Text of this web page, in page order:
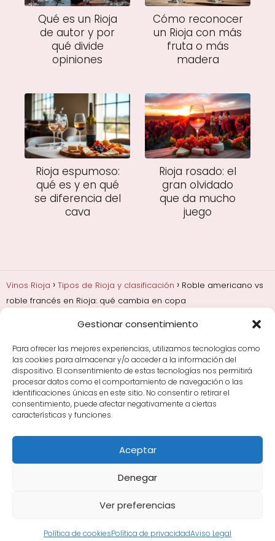
Gestionar consentimiento
Para ofrecer las mejores experiencias, utilizamos tecnologías como
las cookies para almacenar y/o acceder a la información del
dispositivo. El consentimiento de estas tecnologías nos permitirá
procesar datos como el comportamiento de navegación o las
identificaciones únicas en este sitio. No consentir o retirar el
consentimiento, puede afectar negativamente a ciertas
características y funciones.
Aceptar
Denegar
Ver preferencias
Política de cookiesPolítica de privacidadAviso Legal
Qué es un Rioja
de autor y por
qué divide
opiniones
Cómo reconocer
un Rioja con más
fruta o más
madera
Rioja espumoso:
qué es y en qué
se diferencia del
cava
Rioja rosado: el
gran olvidado
que da mucho
juego
Vinos Rioja Tipos de Rioja y clasificación
Roble americano vs
roble francés en Rioja: qué cambia en copa
Añadas, crianza y guarda
Bodegas y marcas de
Rioja
Cata y aprender a probar vino
Comprar vino
Rioja y guías de regalo
Cultura del vino y
curiosidades
Enoturismo en Rioja
Maridajes y vino en la mesa
Tiendas de vino por
ciudades
Tipos de Rioja y clasificación
bodegas por área
|Política de Cookies
Sitemap XML· Sitemap HTML